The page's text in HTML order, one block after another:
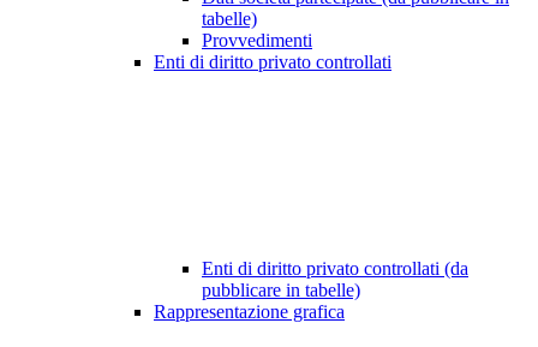
tabelle)
Provvedimenti
Enti di diritto privato controllati
Enti di diritto privato controllati (da
pubblicare in tabelle)
Rappresentazione grafica